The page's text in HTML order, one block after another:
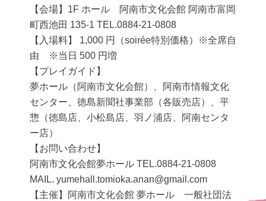
【会場】1F ホール 阿南市文化会館 阿南市富岡
町西池田 135‐1 TEL.0884-21-0808
【入場料】 1,000 円（soirée特別価格）※全席自
由 ※当日 500 円増
【プレイガイド】
夢ホール（阿南市文化会館）、阿南市情報文化
センター、徳島新聞社事業部（各販売店）、平
惣（徳島店、小松島店、羽ノ浦店、阿南センタ
ー店）
【お問い合わせ】
阿南市文化会館夢ホール TEL.0884-21-0808
MAIL. yumehall.tomioka.anan@gmail.com
【主催】阿南市文化会館 夢ホール 一般社団法